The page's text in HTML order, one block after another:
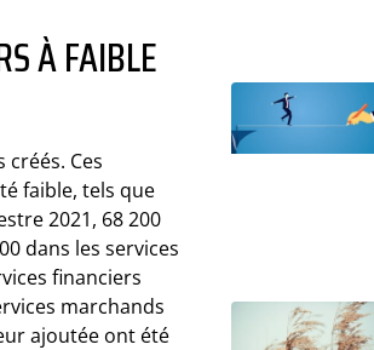
À FAIBLE
Ces
faible, tels que
2021, 68 200
dans les services
financiers
marchands
ajoutée ont été